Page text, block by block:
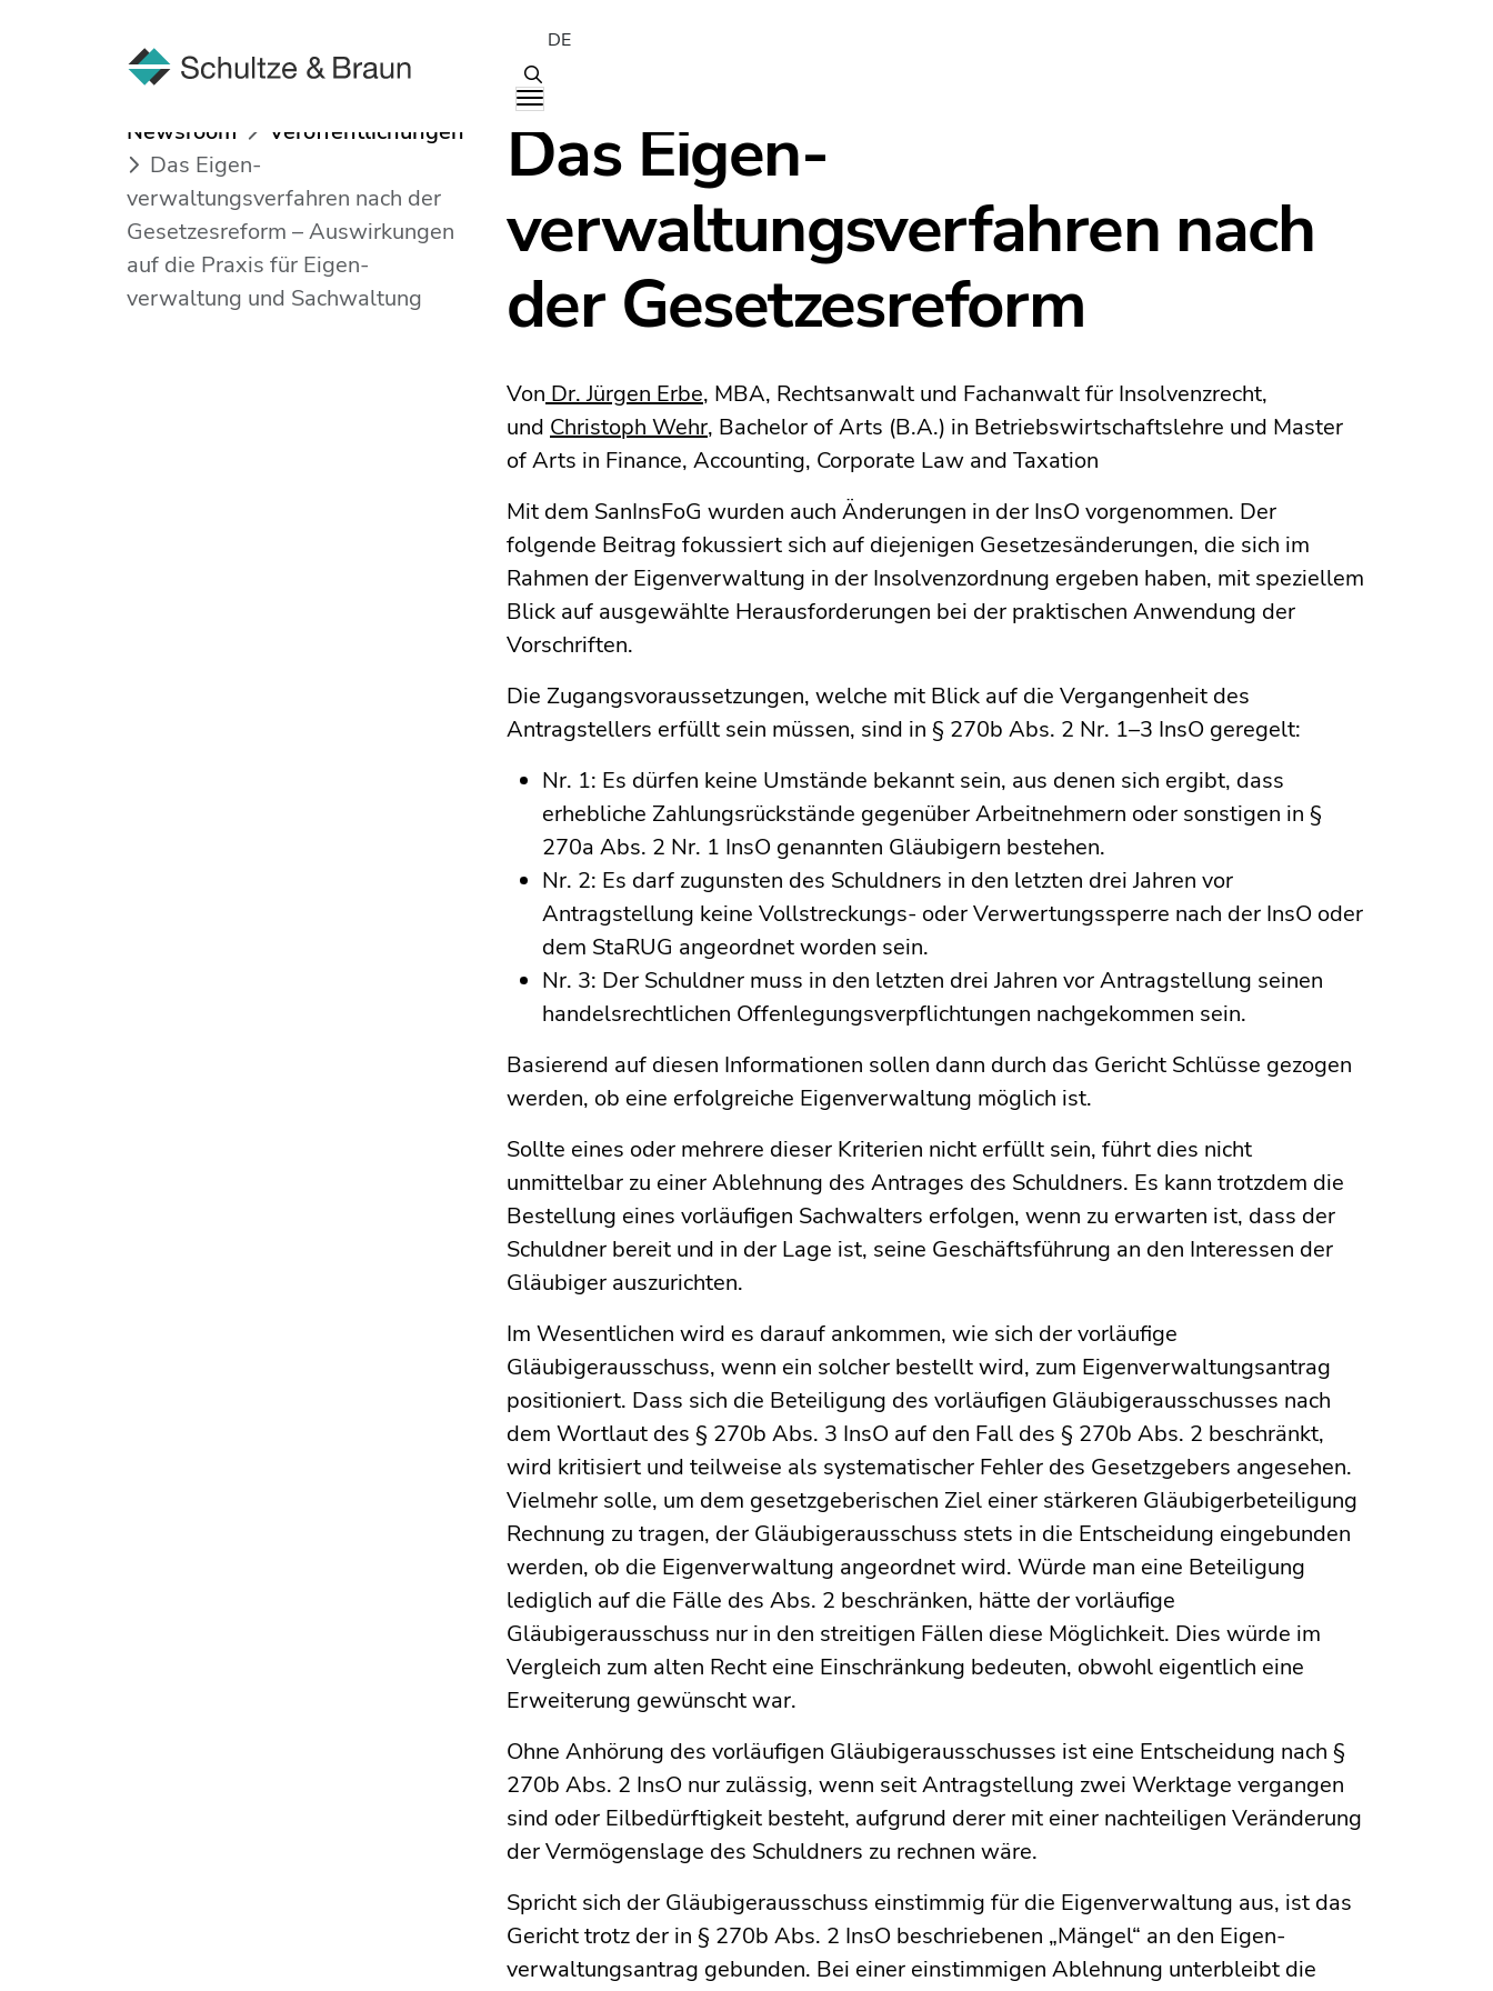
DE
Newsroom
Veröffentlichungen
Das Eigen­
verwaltungsverfahren nach der
Gesetzesreform – Auswirkungen
auf die Praxis für Eigen­
verwaltung und Sachwaltung
Das Eigen­
verwaltungsverfahren nach
der Gesetzesreform
Von Dr. Jürgen Erbe, MBA, Rechtsanwalt und Fachanwalt für Insolvenzrecht,
und Christoph Wehr, Bachelor of Arts (B.A.) in Betriebswirtschaftslehre und Master
of Arts in Finance, Accounting, Corporate Law and Taxation
Mit dem SanInsFoG wurden auch Änderungen in der InsO vorgenommen. Der
folgende Beitrag fokussiert sich auf diejenigen Gesetzesänderungen, die sich im
Rahmen der Eigen­verwaltung in der Insolvenzordnung ergeben haben, mit speziellem
Blick auf ausgewählte Herausforderungen bei der praktischen Anwendung der
Vorschriften.
Die Zugangsvoraussetzungen, welche mit Blick auf die Vergangenheit des
Antragstellers erfüllt sein müssen, sind in § 270b Abs. 2 Nr. 1–3 InsO geregelt:
Nr. 1: Es dürfen keine Umstände bekannt sein, aus denen sich ergibt, dass
erhebliche Zahlungsrückstände gegenüber Arbeitnehmern oder sonstigen in §
270a Abs. 2 Nr. 1 InsO genannten Gläubigern bestehen.
Nr. 2: Es darf zugunsten des Schuldners in den letzten drei Jahren vor
Antragstellung keine Vollstreckungs- oder Verwertungssperre nach der InsO oder
dem StaRUG angeordnet worden sein.
Nr. 3: Der Schuldner muss in den letzten drei Jahren vor Antragstellung seinen
handelsrechtlichen Offenlegungsverpflichtungen nachgekommen sein.
Basierend auf diesen Informationen sollen dann durch das Gericht Schlüsse gezogen
werden, ob eine erfolgreiche Eigen­verwaltung möglich ist.
Sollte eines oder mehrere dieser Kriterien nicht erfüllt sein, führt dies nicht
unmittelbar zu einer Ablehnung des Antrages des Schuldners. Es kann trotzdem die
Bestellung eines vorläufigen Sachwalters erfolgen, wenn zu erwarten ist, dass der
Schuldner bereit und in der Lage ist, seine Geschäftsführung an den Interessen der
Gläubiger auszurichten.
Im Wesentlichen wird es darauf ankommen, wie sich der vorläufige
Gläubigerausschuss, wenn ein solcher bestellt wird, zum Eigen­verwaltungsantrag
positioniert. Dass sich die Beteiligung des vorläufigen Gläubigerausschusses nach
dem Wortlaut des § 270b Abs. 3 InsO auf den Fall des § 270b Abs. 2 beschränkt,
wird kritisiert und teilweise als systematischer Fehler des Gesetzgebers angesehen.
Vielmehr solle, um dem gesetzgeberischen Ziel einer stärkeren Gläubigerbeteiligung
Rechnung zu tragen, der Gläubigerausschuss stets in die Entscheidung eingebunden
werden, ob die Eigen­verwaltung angeordnet wird. Würde man eine Beteiligung
lediglich auf die Fälle des Abs. 2 beschränken, hätte der vorläufige
Gläubigerausschuss nur in den streitigen Fällen diese Möglichkeit. Dies würde im
Vergleich zum alten Recht eine Einschränkung bedeuten, obwohl eigentlich eine
Erweiterung gewünscht war.
Ohne Anhörung des vorläufigen Gläubigerausschusses ist eine Entscheidung nach §
270b Abs. 2 InsO nur zulässig, wenn seit Antragstellung zwei Werktage vergangen
sind oder Eilbedürftigkeit besteht, aufgrund derer mit einer nachteiligen Veränderung
der Vermögenslage des Schuldners zu rechnen wäre.
Spricht sich der Gläubigerausschuss einstimmig für die Eigen­verwaltung aus, ist das
Gericht trotz der in § 270b Abs. 2 InsO beschriebenen „Mängel“ an den Eigen­
verwaltungsantrag gebunden. Bei einer einstimmigen Ablehnung unterbleibt die